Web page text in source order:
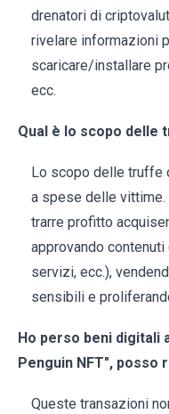
drenatori di
rivelare informazioni
scaricare/installare
ecc.
Qual è lo scopo delle
Lo scopo delle truffe
a spese delle
trarre profitto
approvando
servizi, ecc.),
sensibili e
Ho perso beni digitali
Penguin NFT", posso
Queste transazioni